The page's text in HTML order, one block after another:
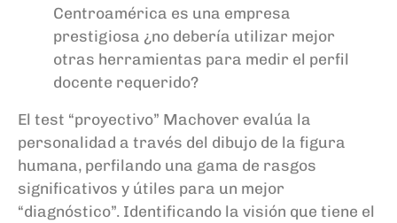
Centroamérica es una empresa
prestigiosa ¿no debería utilizar mejor
otras herramientas para medir el perfil
docente requerido?
El test “proyectivo” Machover evalúa la
personalidad a través del dibujo de la figura
humana, perfilando una gama de rasgos
significativos y útiles para un mejor
“diagnóstico”. Identificando la visión que tiene el